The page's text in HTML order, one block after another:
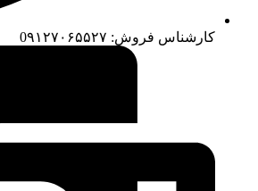
کارشناس فروش: 0۹۱۲۷۰۶۵۵۲۷